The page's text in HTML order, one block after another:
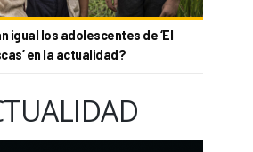
igual los adolescentes de ‘El
en la actualidad?